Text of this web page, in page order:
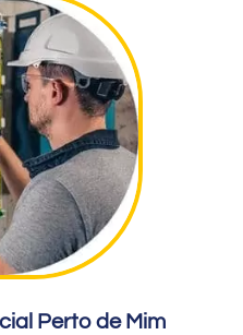
Perto de Mim